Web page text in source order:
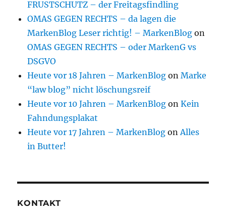
FRUSTSCHUTZ – der Freitagsfindling
OMAS GEGEN RECHTS – da lagen die
MarkenBlog Leser richtig! – MarkenBlog on
OMAS GEGEN RECHTS – oder MarkenG vs
DSGVO
Heute vor 18 Jahren – MarkenBlog onMarke
“law blog” nicht löschungsreif
Heute vor 10 Jahren – MarkenBlog onKein
Fahndungsplakat
Heute vor 17 Jahren – MarkenBlog onAlles
in Butter!
KONTAKT